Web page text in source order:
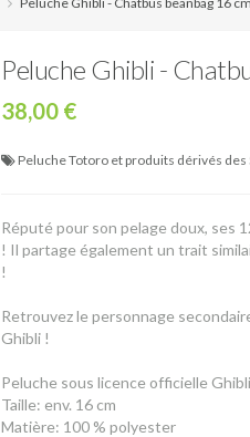
Peluche Ghibli -
38,00 €
Peluche Totoro et produits dérivés des
Réputé pour son pelage doux, ses
! Il partage également un trait
!
Retrouvez le personnage
Ghibli !
Peluche sous licence officielle Ghibli
Taille: env. 16 cm
Matière: 100 % polyester